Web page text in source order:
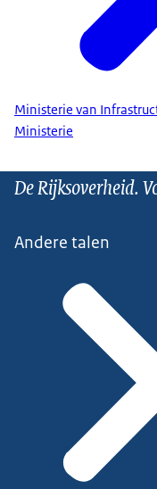
Ministerie van
Ministerie
De Rijksoverheid.
Andere talen